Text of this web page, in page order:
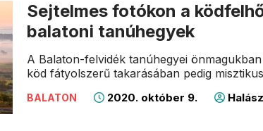
Sejtelmes fotókon a
balatoni tanúhegyek
A Balaton-felvidék tanúhegyei
köd fátyolszerű takarásában pedig
BALATON 2020. október 9.